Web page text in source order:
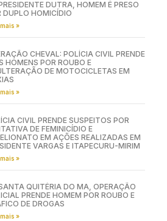
DUTRA, HOMEM É PRESO
DUPLO HOMICÍDIO
»
CHEVAL: POLÍCIA CIVIL PRENDE
HOMENS POR ROUBO E
DE MOTOCICLETAS EM
»
CIVIL PRENDE SUSPEITOS POR
DE FEMINICÍDIO E
EM AÇÕES REALIZADAS EM
VARGAS E ITAPECURU-MIRIM
»
QUITÉRIA DO MA, OPERAÇÃO
PRENDE HOMEM POR ROUBO E
DE DROGAS
»